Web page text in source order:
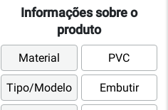
Informações sobre o
produto
Material PVC
Tipo/Modelo Embutir